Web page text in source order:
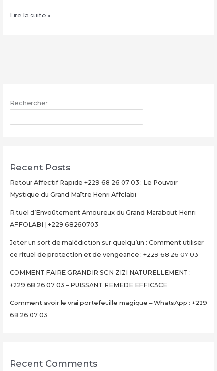
Condition
07
Valise
Lire la suite »
Rechercher
Recent Posts
Retour Affectif Rapide +229 68 26 07 03 : Le Pouvoir
Mystique du Grand Maître Henri Affolabi
Rituel d’Envoûtement Amoureux du Grand Marabout Henri
AFFOLABI | +229 68260703
Jeter un sort de malédiction sur quelqu’un : Comment utiliser
ce rituel de protection et de vengeance : +229 68 26 07 03
COMMENT FAIRE GRANDIR SON ZIZI NATURELLEMENT :
+229 68 26 07 03 – PUISSANT REMEDE EFFICACE
Comment avoir le vrai portefeuille magique – WhatsApp : +229
68 26 07 03
Recent Comments